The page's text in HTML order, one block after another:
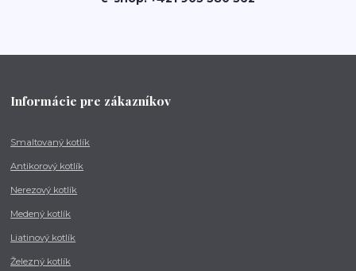
Informácie pre zákazníkov
Smaltovaný kotlík
Antikorový kotlík
Nerezový kotlík
Medený kotlík
Liatinový kotlík
Železný kotlík